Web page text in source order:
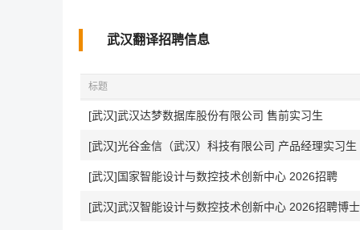
武汉翻译招聘信息
标题
[武汉]武汉达梦数据库股份有限公司 售前实习生
[武汉]光谷金信（武汉）科技有限公司 产品经理实习
[武汉]国家智能设计与数控技术创新中心 2026招聘
[武汉]武汉智能设计与数控技术创新中心 2026招聘博